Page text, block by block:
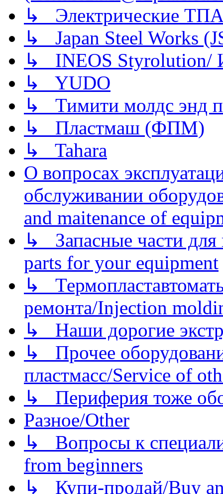
↳ Электрические
↳ Japan Steel Works
↳ INEOS
↳ YUDO
↳ Тимити молдс энд
↳ Пластмаш (ФПМ)
↳ Tahara
О вопросах
обслуживании
and maitenance of
↳ Запасные части для
parts for your equipment
↳
ремонта/Injection
↳ Наши дорогие
↳ Прочее
пластмасс/Service of
↳ Периферия тоже
Разное/Other
↳ Вопросы к
from beginners
↳ Купи-продай/Buy